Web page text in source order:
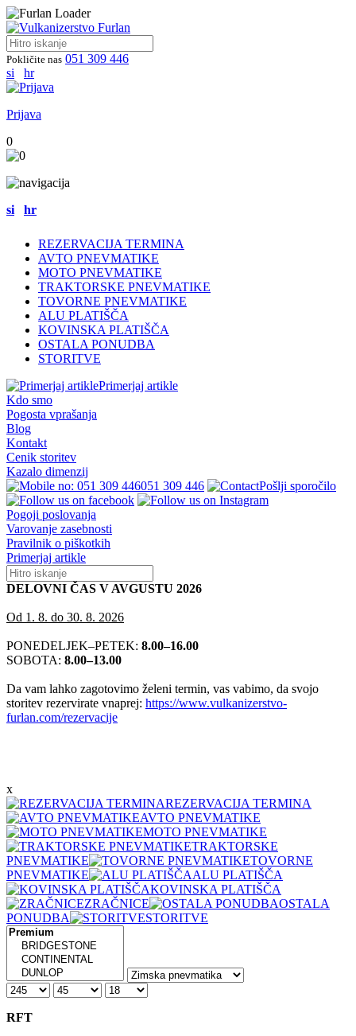
Pokličite nas 051 309 446
si
hr
Prijava
0
si hr
REZERVACIJA TERMINA
AVTO PNEVMATIKE
MOTO PNEVMATIKE
TRAKTORSKE PNEVMATIKE
TOVORNE PNEVMATIKE
ALU PLATIŠČA
KOVINSKA PLATIŠČA
OSTALA PONUDBA
STORITVE
Primerjaj artikle
Kdo smo
Pogosta vprašanja
Blog
Kontakt
Cenik storitev
Kazalo dimenzij
051 309 446
Pošlji sporočilo
Pogoji poslovanja
Varovanje zasebnosti
Pravilnik o piškotkih
Primerjaj artikle
DELOVNI ČAS V AVGUSTU 2026
Od 1. 8. do 30. 8. 2026
PONEDELJEK–PETEK: 8.00–16.00
SOBOTA: 8.00–13.00
Da vam lahko zagotovimo želeni termin, vas vabimo, da svojo
storitev rezervirate vnaprej: https://www.vulkanizerstvo-
furlan.com/rezervacije
x
REZERVACIJA TERMINA
AVTO PNEVMATIKE
MOTO PNEVMATIKE
TRAKTORSKE
PNEVMATIKE
TOVORNE
PNEVMATIKE
ALU PLATIŠČA
KOVINSKA PLATIŠČA
ZRAČNICE
OSTALA
PONUDBA
STORITVE
RFT